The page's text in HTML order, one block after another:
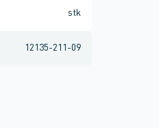
stk
12135-211-09